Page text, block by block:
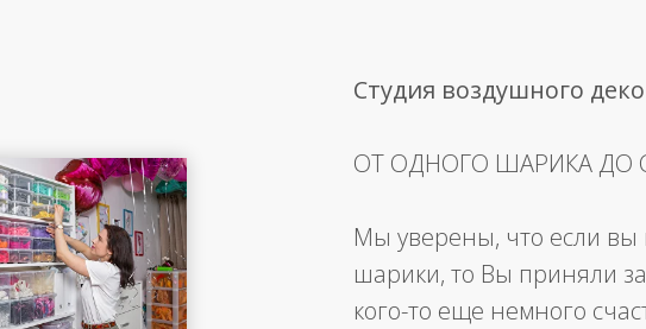
Студия воздушного
ОТ ОДНОГО ШАРИКА ДО
Мы уверены, что если вы
шарики, то Вы приняли
кого-то еще немного